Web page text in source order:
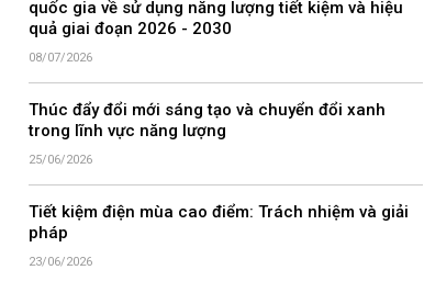
quốc gia về sử dụng năng lượng tiết kiệm và hiệu
quả giai đoạn 2026 - 2030
08/07/2026
Thúc đẩy đổi mới sáng tạo và chuyển đổi xanh
trong lĩnh vực năng lượng
25/06/2026
Tiết kiệm điện mùa cao điểm: Trách nhiệm và giải
pháp
23/06/2026